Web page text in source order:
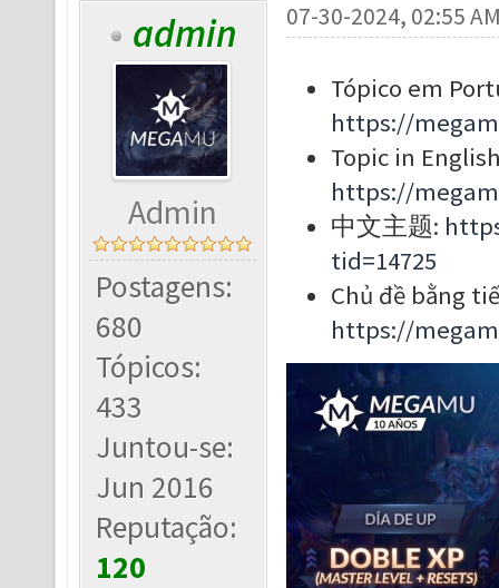
admin
Admin
Postagens:
680
Tópicos:
433
Juntou-se:
Jun 2016
Reputação:
120
07-30-2024, 02:55
Tópico em
https://
Topic in
https://
中文主题:
tid=14725
Chủ đề bằng
https://